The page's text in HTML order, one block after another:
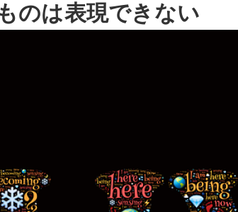
のは表現できない